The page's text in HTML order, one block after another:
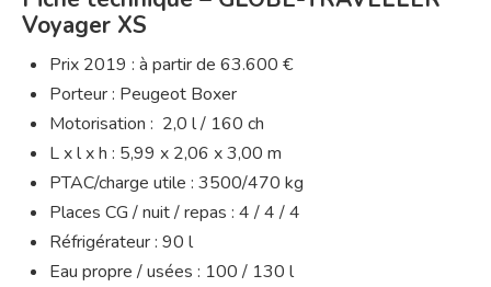
Voyager XS
Prix 2019 : à partir de 63.600 €
Porteur : Peugeot Boxer
Motorisation : 2,0 l / 160 ch
L x l x h : 5,99 x 2,06 x 3,00 m
PTAC/charge utile : 3500/470 kg
Places CG / nuit / repas : 4 / 4 / 4
Réfrigérateur : 90 l
Eau propre / usées : 100 / 130 l